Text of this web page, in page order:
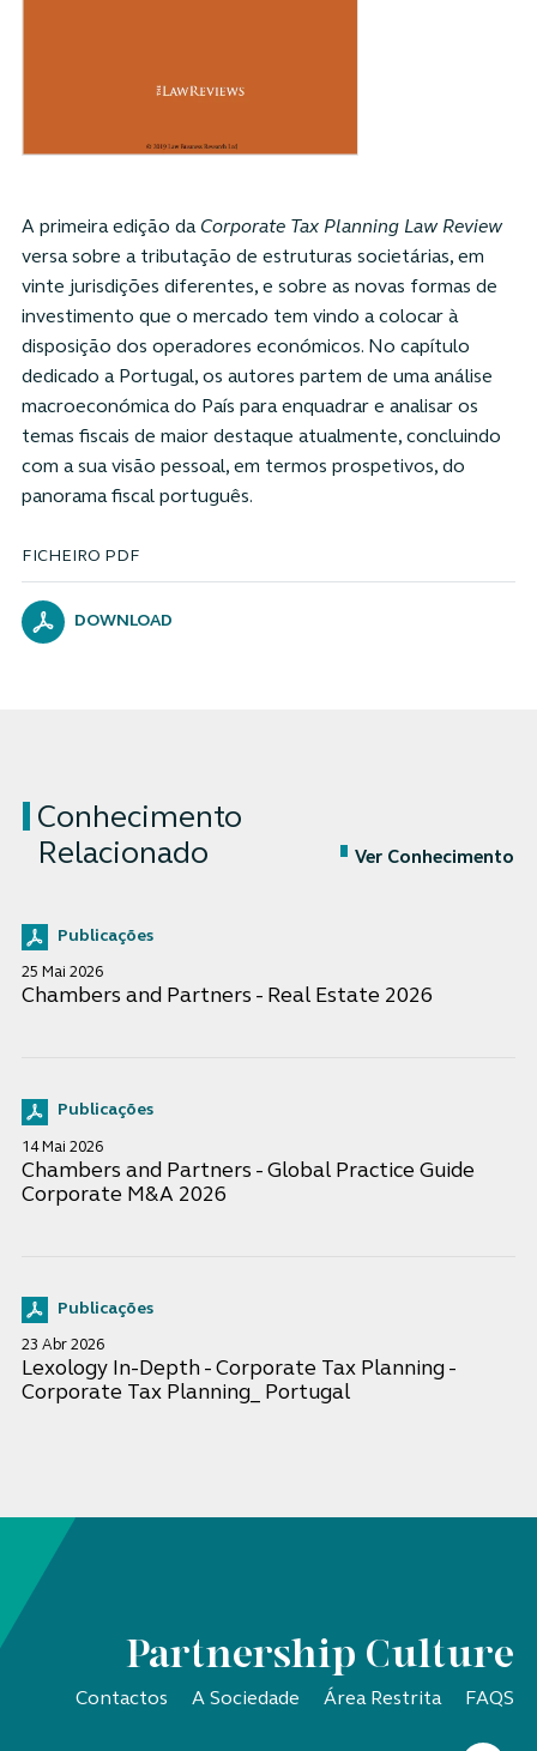
FICHEIRO PDF
DOWNLOAD
A primeira edição da Corporate Tax Planning Law Review
versa sobre a tributação de estruturas societárias, em
vinte jurisdições diferentes, e sobre as novas formas de
investimento que o mercado tem vindo a colocar à
disposição dos operadores económicos. No capítulo
dedicado a Portugal, os autores partem de uma análise
macroeconómica do País para enquadrar e analisar os
temas fiscais de maior destaque atualmente, concluindo
com a sua visão pessoal, em termos prospetivos, do
panorama fiscal português.
Conhecimento
Relacionado
Ver Conhecimento
Publicações
25 Mai 2026
Chambers and Partners - Real Estate 2026
Publicações
14 Mai 2026
Chambers and Partners - Global Practice Guide
Corporate M&A 2026
Publicações
23 Abr 2026
Lexology In-Depth - Corporate Tax Planning -
Corporate Tax Planning_ Portugal
Partnership Culture
Contactos A Sociedade Área Restrita FAQS